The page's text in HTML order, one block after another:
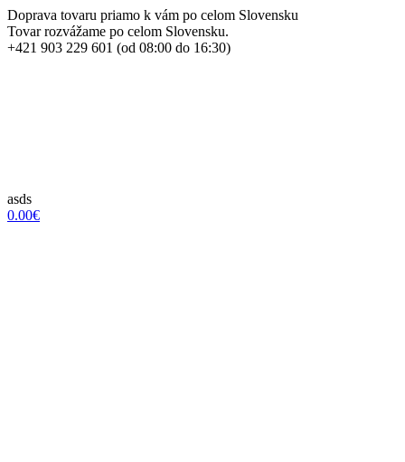
Doprava tovaru priamo k vám po celom Slovensku
Tovar rozvážame po celom Slovensku.
+421 903 229 601 (od 08:00 do 16:30)
asds
0.00€